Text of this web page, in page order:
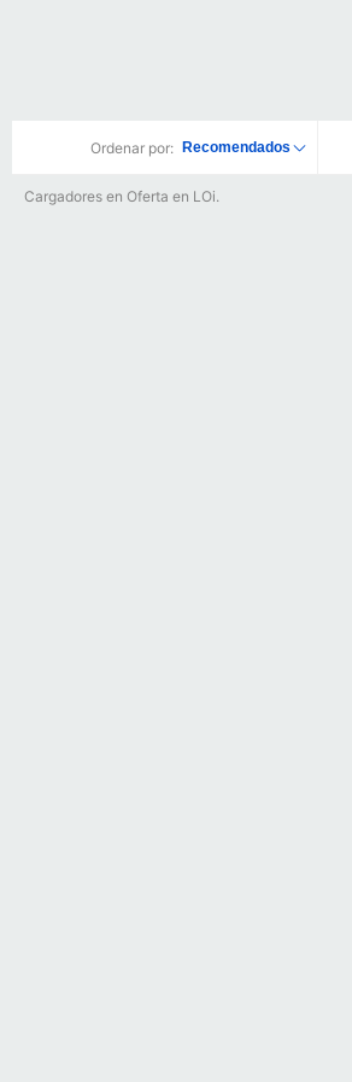
Ordenar por: Recomendados
Cargadores en Oferta en LOi.